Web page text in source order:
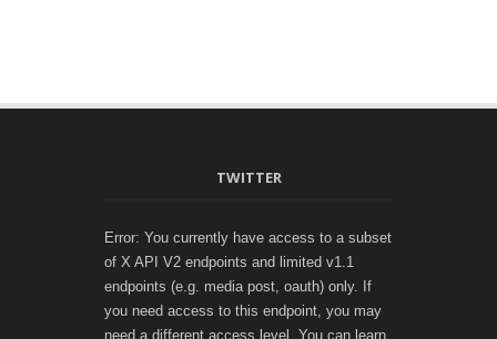
TWITTER
Error: You currently have access to a subset
of X API V2 endpoints and limited v1.1
endpoints (e.g. media post, oauth) only. If
you need access to this endpoint, you may
need a different access level. You can learn